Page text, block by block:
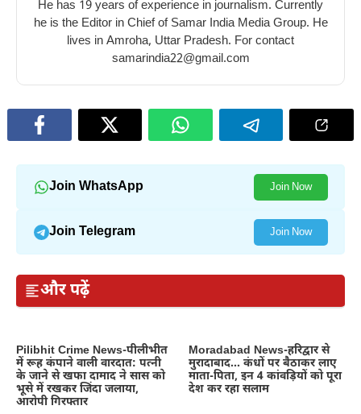
He has 19 years of experience in journalism. Currently
he is the Editor in Chief of Samar India Media Group. He
lives in Amroha, Uttar Pradesh. For contact
samarindia22@gmail.com
Join WhatsApp Join Now
Join Telegram Join Now
और पढ़ें
Pilibhit Crime News-पीलीभीत
में रूह कंपाने वाली वारदात: पत्नी
के जाने से खफा दामाद ने सास को
भूसे में रखकर जिंदा जलाया,
आरोपी गिरफ्तार
Moradabad News-हरिद्वार से
मुरादाबाद… कंधों पर बैठाकर लाए
माता-पिता, इन 4 कांवड़ियों को पूरा
देश कर रहा सलाम